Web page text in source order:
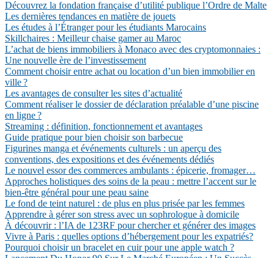
Découvrez la fondation française d’utilité publique l’Ordre de Malte
Les dernières tendances en matière de jouets
Les études à l’Étranger pour les étudiants Marocains
Skillchaires : Meilleur chaise gamer au Maroc
L’achat de biens immobiliers à Monaco avec des cryptomonnaies :
Une nouvelle ère de l’investissement
Comment choisir entre achat ou location d’un bien immobilier en
ville ?
Les avantages de consulter les sites d’actualité
Comment réaliser le dossier de déclaration préalable d’une piscine
en ligne ?
Streaming : définition, fonctionnement et avantages
Guide pratique pour bien choisir son barbecue
Figurines manga et événements culturels : un aperçu des
conventions, des expositions et des événements dédiés
Le nouvel essor des commerces ambulants : épicerie, fromager…
Approches holistiques des soins de la peau : mettre l’accent sur le
bien-être général pour une peau saine
Le fond de teint naturel : de plus en plus prisée par les femmes
Apprendre à gérer son stress avec un sophrologue à domicile
À découvrir : l’IA de 123RF pour chercher et générer des images
Vivre à Paris : quelles options d’hébergement pour les expatriés?
Pourquoi choisir un bracelet en cuir pour une apple watch ?